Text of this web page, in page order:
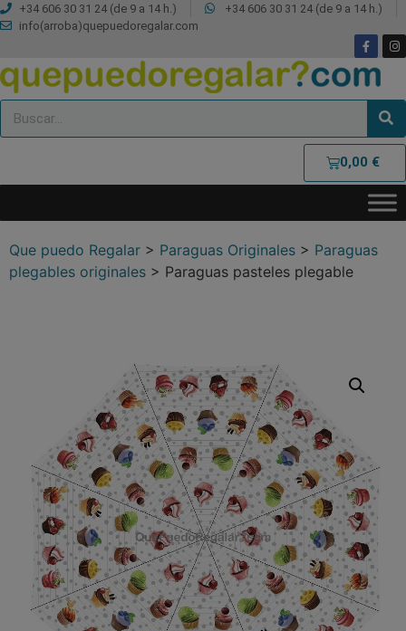
+34 606 30 31 24 (de 9 a 14 h.)
+34 606 30 31 24 (de 9 a 14 h.)
info(arroba)quepuedoregalar.com
0,00 €
Que puedo Regalar > Paraguas Originales > Paraguas
plegables originales > Paraguas pasteles plegable